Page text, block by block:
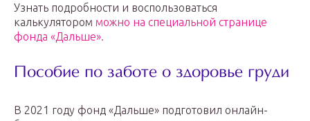
Узнать подробности и воспользоваться
калькулятором можно на специальной странице
фонда «Дальше».
Пособие по заботе о здоровье груди
В 2021 году фонд «Дальше» подготовил онлайн-